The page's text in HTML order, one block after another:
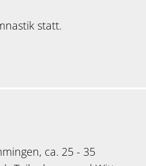
statt.
ca. 25 - 35